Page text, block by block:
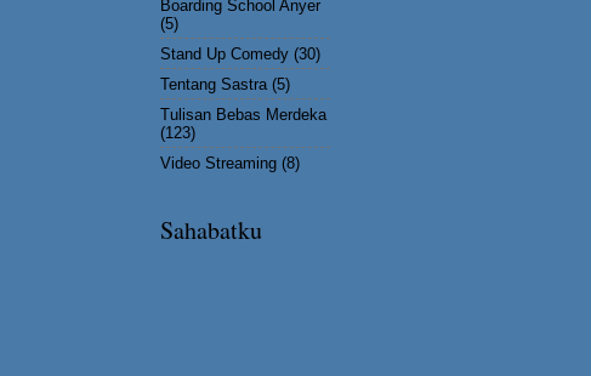
Boarding School Anyer
(5)
Stand Up Comedy (30)
Tentang Sastra (5)
Tulisan Bebas Merdeka
(123)
Video Streaming (8)
Sahabatku